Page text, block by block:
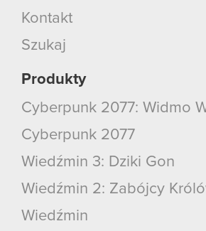
Kontakt
Szukaj
Produkty
Cyberpunk 2077: Widmo
Cyberpunk 2077
Wiedźmin 3: Dziki Gon
Wiedźmin 2: Zabójcy
Wiedźmin